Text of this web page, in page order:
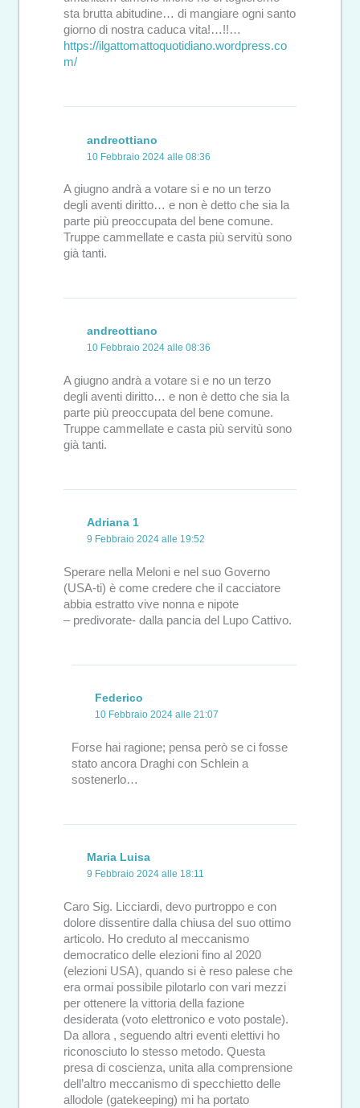
sta brutta abitudine… di mangiare ogni santo
giorno di nostra caduca vita!…!!…
https://ilgattomattoquotidiano.wordpress.co
m/
andreottiano
10 Febbraio 2024 alle 08:36
A giugno andrà a votare si e no un terzo
degli aventi diritto… e non è detto che sia la
parte più preoccupata del bene comune.
Truppe cammellate e casta più servitù sono
già tanti.
andreottiano
10 Febbraio 2024 alle 08:36
A giugno andrà a votare si e no un terzo
degli aventi diritto… e non è detto che sia la
parte più preoccupata del bene comune.
Truppe cammellate e casta più servitù sono
già tanti.
Adriana 1
9 Febbraio 2024 alle 19:52
Sperare nella Meloni e nel suo Governo
(USA-ti) è come credere che il cacciatore
abbia estratto vive nonna e nipote
– predivorate- dalla pancia del Lupo Cattivo.
Federico
10 Febbraio 2024 alle 21:07
Forse hai ragione; pensa però se ci fosse
stato ancora Draghi con Schlein a
sostenerlo…
Maria Luisa
9 Febbraio 2024 alle 18:11
Caro Sig. Licciardi, devo purtroppo e con
dolore dissentire dalla chiusa del suo ottimo
articolo. Ho creduto al meccanismo
democratico delle elezioni fino al 2020
(elezioni USA), quando si è reso palese che
era ormai possibile pilotarlo con vari mezzi
per ottenere la vittoria della fazione
desiderata (voto elettronico e voto postale).
Da allora , seguendo altri eventi elettivi ho
riconosciuto lo stesso metodo. Questa
presa di coscienza, unita alla comprensione
dell’altro meccanismo di specchietto delle
allodole (gatekeeping) mi ha portato